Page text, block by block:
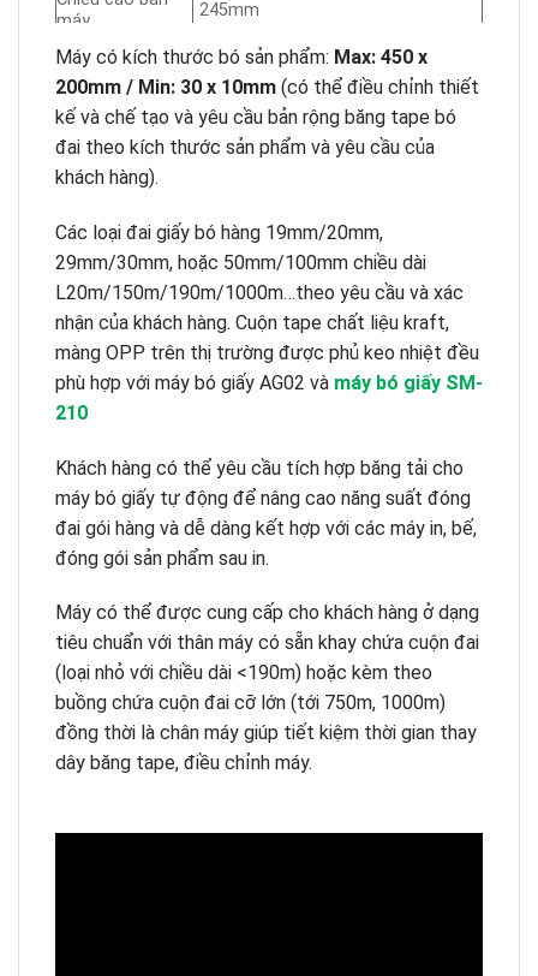
máy
245mm
Kích thước máy
L650*W360*H480mm
Trọng lượng
40kg
Xuất xứ
Trung Quốc
Máy có kích thước bó sản phẩm: Max: 450 x
200mm / Min: 30 x 10mm (có thể điều chỉnh thiết
kế và chế tạo và yêu cầu bản rộng băng tape bó
đai theo kích thước sản phẩm và yêu cầu của
khách hàng).
Các loại đai giấy bó hàng 19mm/20mm,
29mm/30mm, hoặc 50mm/100mm chiều dài
L20m/150m/190m/1000m…theo yêu cầu và xác
nhận của khách hàng. Cuộn tape chất liệu kraft,
màng OPP trên thị trường được phủ keo nhiệt đều
phù hợp với máy bó giấy AG02 và máy bó giấy SM-
210
Khách hàng có thể yêu cầu tích hợp băng tải cho
máy bó giấy tự động để nâng cao năng suất đóng
đai gói hàng và dễ dàng kết hợp với các máy in, bế,
đóng gói sản phẩm sau in.
Máy có thể được cung cấp cho khách hàng ở dạng
tiêu chuẩn với thân máy có sẵn khay chứa cuộn đai
(loại nhỏ với chiều dài <190m) hoặc kèm theo
buồng chứa cuộn đai cỡ lớn (tới 750m, 1000m)
đồng thời là chân máy giúp tiết kiệm thời gian thay
dây băng tape, điều chỉnh máy.